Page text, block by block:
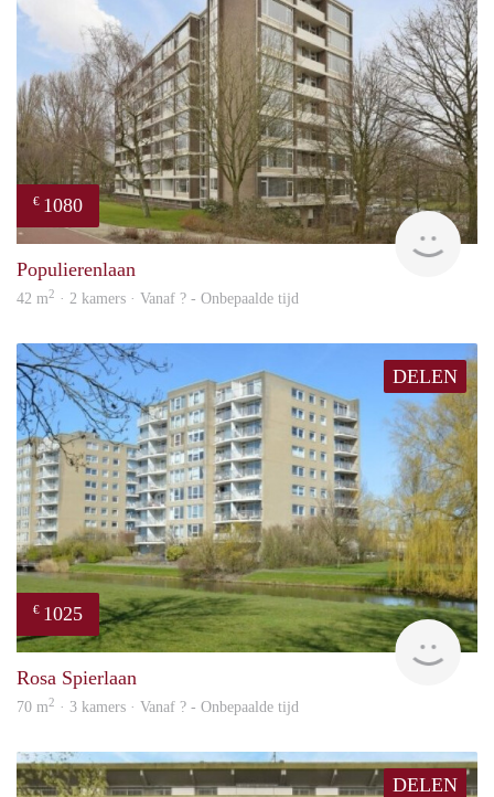
€ 1080
Populierenlaan
42 m2 · 2 kamers · Vanaf ? - Onbepaalde tijd
DELEN
€ 1025
rent
Rosa Spierlaan
70 m2 · 3 kamers · Vanaf ? - Onbepaalde tijd
DELEN